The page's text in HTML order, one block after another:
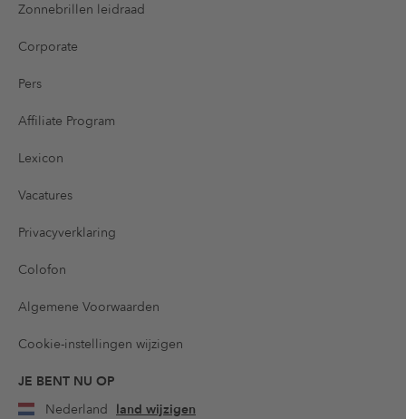
Zonnebrillen leidraad
Corporate
Pers
Affiliate Program
Lexicon
Vacatures
Privacyverklaring
Colofon
Algemene Voorwaarden
Cookie-instellingen wijzigen
JE BENT NU OP
Nederland land wijzigen